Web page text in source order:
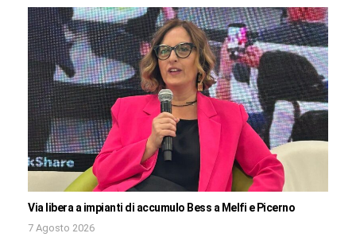
Via libera a impianti di accumulo Bess a Melfi e Picerno
7 Agosto 2026